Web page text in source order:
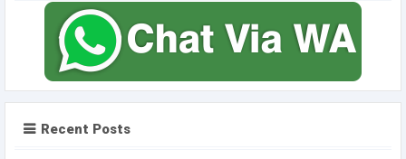
Recent Posts